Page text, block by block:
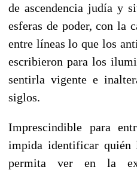
de ascendencia judía y
esferas de poder, con la
entre líneas lo que los
escribieron para los
sentirla vigente e
siglos.
Imprescindible para
impida identificar quién
permita ver en la